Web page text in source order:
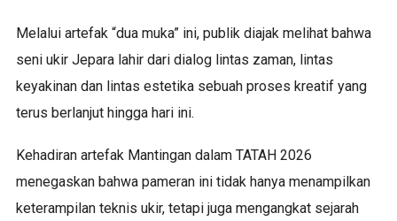
Melalui artefak “dua muka” ini, publik diajak melihat bahwa
seni ukir Jepara lahir dari dialog lintas zaman, lintas
keyakinan dan lintas estetika sebuah proses kreatif yang
terus berlanjut hingga hari ini.
Kehadiran artefak Mantingan dalam TATAH 2026
menegaskan bahwa pameran ini tidak hanya menampilkan
keterampilan teknis ukir, tetapi juga mengangkat sejarah